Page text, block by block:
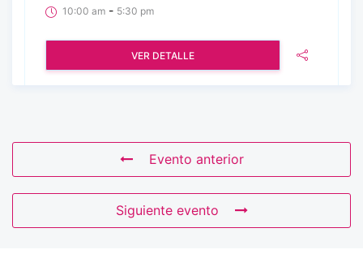
10:00 am - 5:30 pm
VER DETALLE
Evento anterior
Siguiente evento